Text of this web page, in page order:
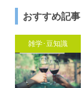
おすすめ記事
雑学･豆知識